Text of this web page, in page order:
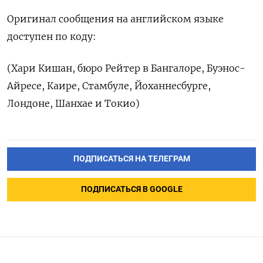
Оригинал сообщения на английском языке
доступен по коду:
(Хари Кишан, бюро Рейтер в Бангалоре, Буэнос-
Айресе, Каире, Стамбуле, Йоханнесбурге,
Лондоне, Шанхае и Токио)
ПОДПИСАТЬСЯ НА ТЕЛЕГРАМ
ПОДПИСАТЬСЯ В GOOGLE